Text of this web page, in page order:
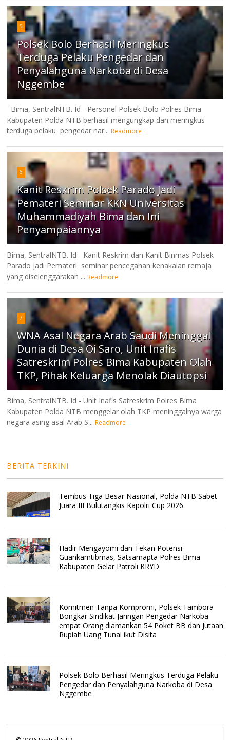
5
Polsek Bolo Berhasil Meringkus
Terduga Pelaku Pengedar dan
Penyalahguna Narkoba di Desa
Nggembe
Bima, SentralNTB. Id - Personel Polsek Bolo Polres Bima
Kabupaten Polda NTB berhasil mengungkap dan meringkus
terduga pelaku pengedar nar... Readmore
6
Kanit Reskrim Polsek Parado Jadi
Pemateri Seminar KKN Universitas
Muhammadiyah Bima dan Ini
Penyampaiannya
Bima, SentralNTB. Id - Kanit Reskrim dan Kanit Binmas Polsek
Parado jadi Pemateri seminar pencegahan kenakalan remaja
yang diselenggarakan ... Readmore
7
WNA Asal Negara Arab Saudi Meninggal
Dunia di Desa Oi Saro, Unit Inafis
Satreskrim Polres Bima Kabupaten Olah
TKP, Pihak Keluarga Menolak Diautopsi
Bima, SentralNTB. Id - Unit Inafis Satreskrim Polres Bima
Kabupaten Polda NTB menggelar olah TKP meninggalnya warga
negara asing asal Arab S... Readmore
BERITA TERKINI
Tembus Tiga Besar Nasional, Polda NTB Sabet
Juara III Bulutangkis Kapolri Cup 2026
Hadir Mengayomi dan Tekan Potensi
Guankamtibmas, Satsamapta Polres Bima
Kabupaten Gelar Patroli KRYD
Komitmen Tanpa Kompromi, Polsek Tambora
Bongkar Sindikat Jaringan Pengedar Narkoba
empat Orang diamankan 54 Poket BB dan Jutaan
Rupiah Uang Tunai ikut Disita
Polsek Bolo Berhasil Meringkus Terduga Pelaku
Pengedar dan Penyalahguna Narkoba di Desa
Nggembe